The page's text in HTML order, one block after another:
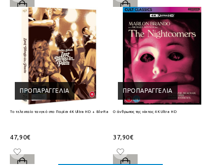
ΠΡΟΠΑΡΑΓΓΕΛΊΑ
Το τελευταίο τανγκό στο Παρίσι 4K Ultra HD + Blu-Ray
47,90€
ΠΡΟΠΑΡΑΓΓΕΛΊΑ
Ο άνθρωπος της νύχτας 4K Ultra HD
37,90€